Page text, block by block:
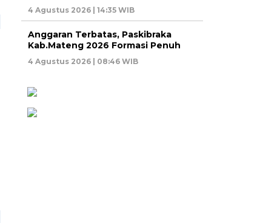
4 Agustus 2026 | 14:35 WIB
Anggaran Terbatas, Paskibraka
Kab.Mateng 2026 Formasi Penuh
4 Agustus 2026 | 08:46 WIB